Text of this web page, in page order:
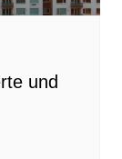
und